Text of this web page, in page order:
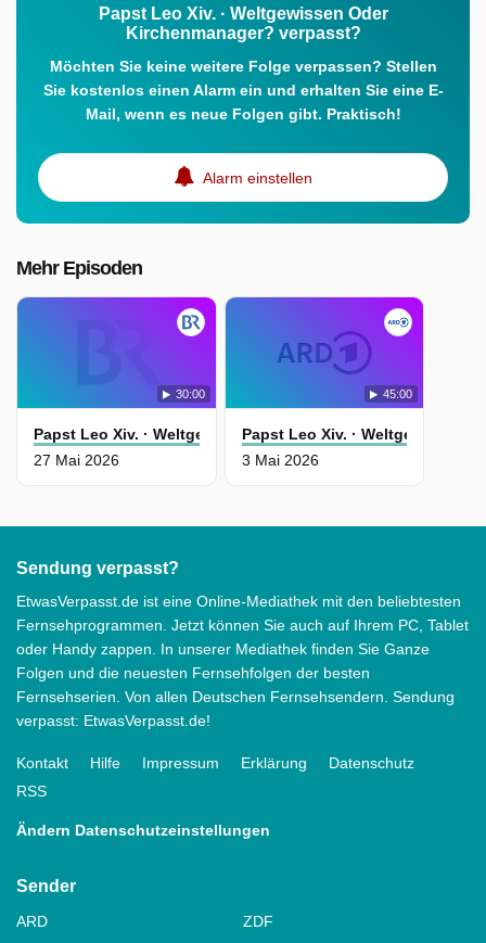
Papst Leo Xiv. · Weltgewissen Oder
Kirchenmanager? verpasst?
Möchten Sie keine weitere Folge verpassen? Stellen
Sie kostenlos einen Alarm ein und erhalten Sie eine E-
Mail, wenn es neue Folgen gibt. Praktisch!
Alarm einstellen
Mehr Episoden
30:00
Papst Leo Xiv. · Weltgewissen Oder Kirchenmanager?
27 Mai 2026
45:00
Papst Leo Xiv. · Weltgewissen
3 Mai 2026
Sendung verpasst?
EtwasVerpasst.de ist eine Online-Mediathek mit den beliebtesten
Fernsehprogrammen. Jetzt können Sie auch auf Ihrem PC, Tablet
oder Handy zappen. In unserer Mediathek finden Sie Ganze
Folgen und die neuesten Fernsehfolgen der besten
Fernsehserien. Von allen Deutschen Fernsehsendern. Sendung
verpasst: EtwasVerpasst.de!
Kontakt Hilfe Impressum Erklärung
Datenschutz
RSS
Ändern Datenschutzeinstellungen
Sender
ARD
ZDF